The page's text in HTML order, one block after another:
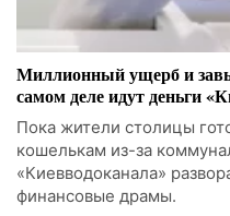
Миллионный ущерб и
самом деле идут деньги
Пока жители столицы
кошелькам из-за
«Киевводоканала»
финансовые драмы.